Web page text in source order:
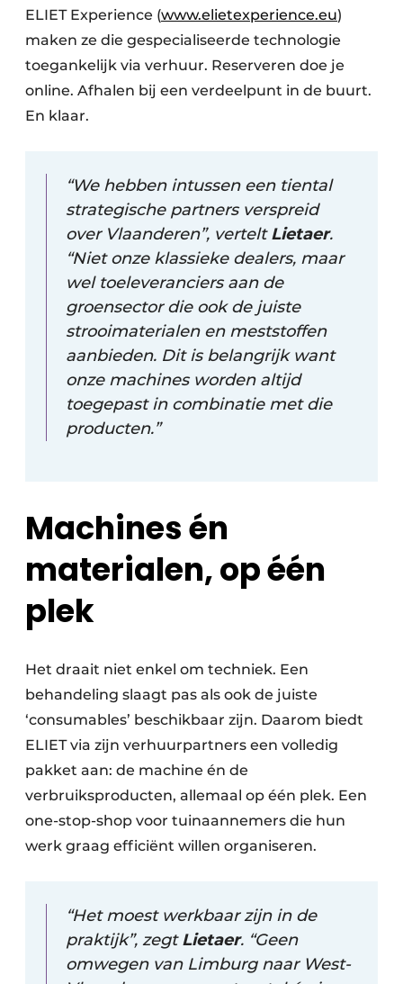
ELIET Experience (www.elietexperience.eu)
maken ze die gespecialiseerde technologie
toegankelijk via verhuur. Reserveren doe je
online. Afhalen bij een verdeelpunt in de buurt.
En klaar.
“We hebben intussen een tiental
strategische partners verspreid
over Vlaanderen”, verteltLietaer.
“Niet onze klassieke dealers, maar
wel toeleveranciers aan de
groensector die ook de juiste
strooimaterialen en meststoffen
aanbieden. Dit is belangrijk want
onze machines worden altijd
toegepast in combinatie met die
producten.”
Machines én
materialen, op één
plek
Het draait niet enkel om techniek. Een
behandeling slaagt pas als ook de juiste
‘consumables’ beschikbaar zijn. Daarom biedt
ELIET via zijn verhuurpartners een volledig
pakket aan: de machine én de
verbruiksproducten, allemaal op één plek. Een
one-stop-shop voor tuinaannemers die hun
werk graag efficiënt willen organiseren.
“Het moest werkbaar zijn in de
praktijk”, zegtLietaer. “Geen
omwegen van Limburg naar West-